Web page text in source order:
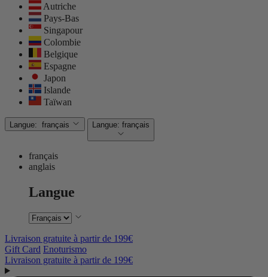
Autriche
Pays-Bas
Singapour
Colombie
Belgique
Espagne
Japon
Islande
Taïwan
Langue: français Langue: français
français
anglais
Langue
Livraison gratuite à partir de 199€
Gift Card Enoturismo
Livraison gratuite à partir de 199€